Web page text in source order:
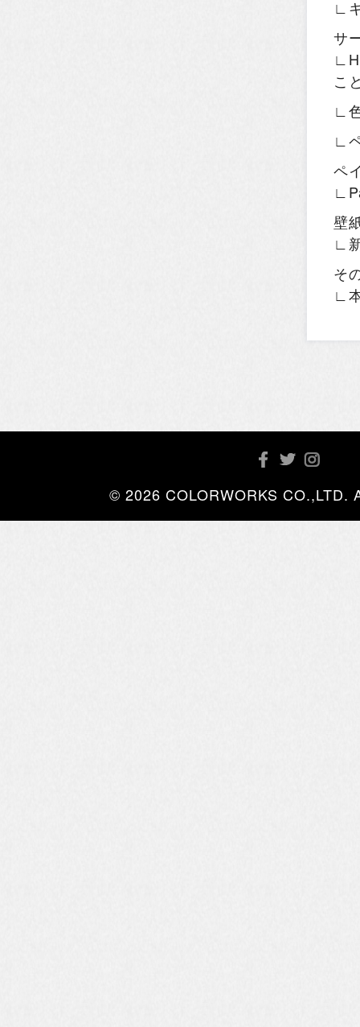
∟
サ
こ
∟
∟
ペ
壁
∟
そ
∟
© 2026 COLORWORKS CO.,LTD.